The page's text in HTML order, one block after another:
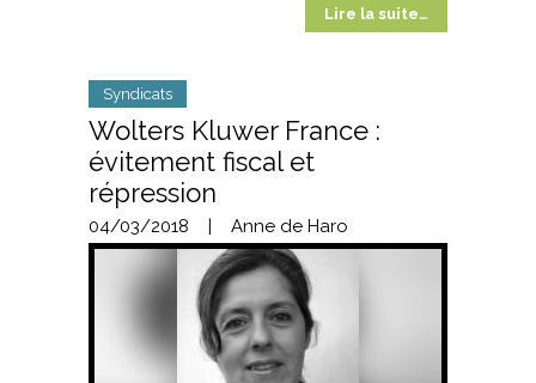
Lire la suite…
Syndicats
Wolters Kluwer France :
évitement fiscal et
répression
04/03/2018 Anne de Haro